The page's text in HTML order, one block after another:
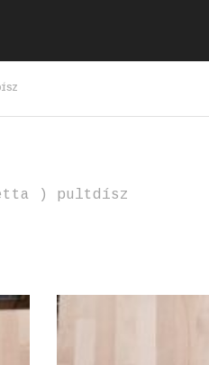
) pultdísz